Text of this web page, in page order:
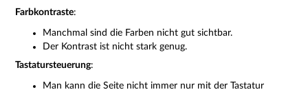
Farbkontraste:
Manchmal sind die Farben nicht gut sichtbar.
Der Kontrast ist nicht stark genug.
Tastatursteuerung:
Man kann die Seite nicht immer nur mit der Tastatur